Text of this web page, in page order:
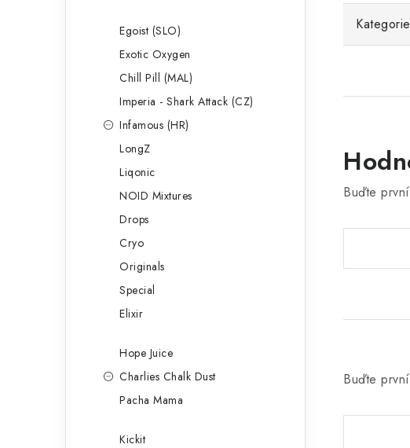
Egoist (SLO)
Exotic Oxygen
Chill Pill (MAL)
Imperia - Shark Attack (CZ)
Infamous (HR)
LongZ
Liqonic
NOID Mixtures
Drops
Cryo
Originals
Special
Elixir
Hope Juice
Charlies Chalk Dust
Pacha Mama
Kickit
Kategorie
Buďte
Buďte